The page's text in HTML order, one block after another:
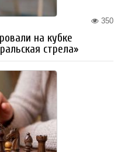
350
на кубке
стрела»